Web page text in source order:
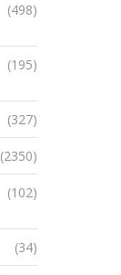
(498)
(195)
(327)
(2350)
(102)
(34)